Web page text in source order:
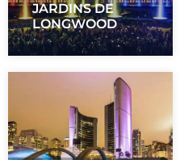
JARDINS DE
LONGWOOD